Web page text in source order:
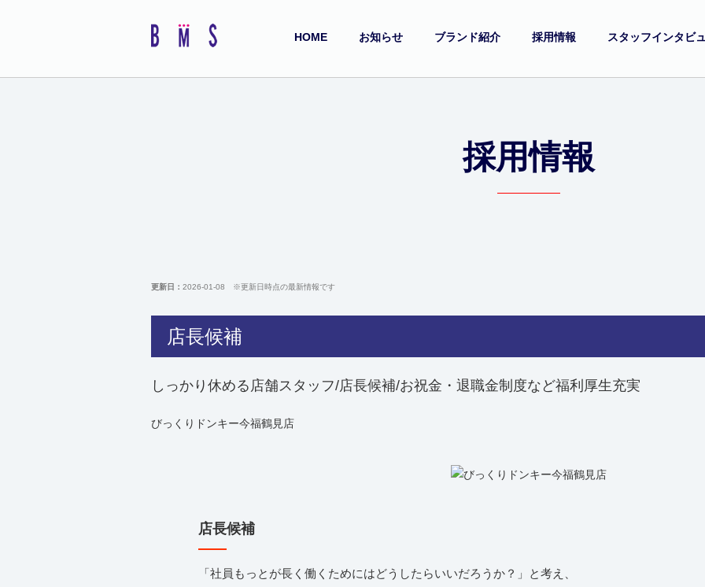
HOME お知らせ ブランド紹介 採用情報 スタッフインタビ
採用情報
更新日： 2026-01-08 ※更新日時点の最新情報です
店長候補
しっかり休める店舗スタッフ/店長候補/お祝金・退職金制度など福利厚生充実
びっくりドンキー今福鶴見店
店長候補
「社員もっとが長く働くためにはどうしたらいいだろうか？」と考え、